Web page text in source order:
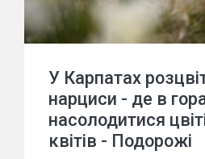
У Карпатах
нарциси - де в
насолодитися
квітів - Подорожі